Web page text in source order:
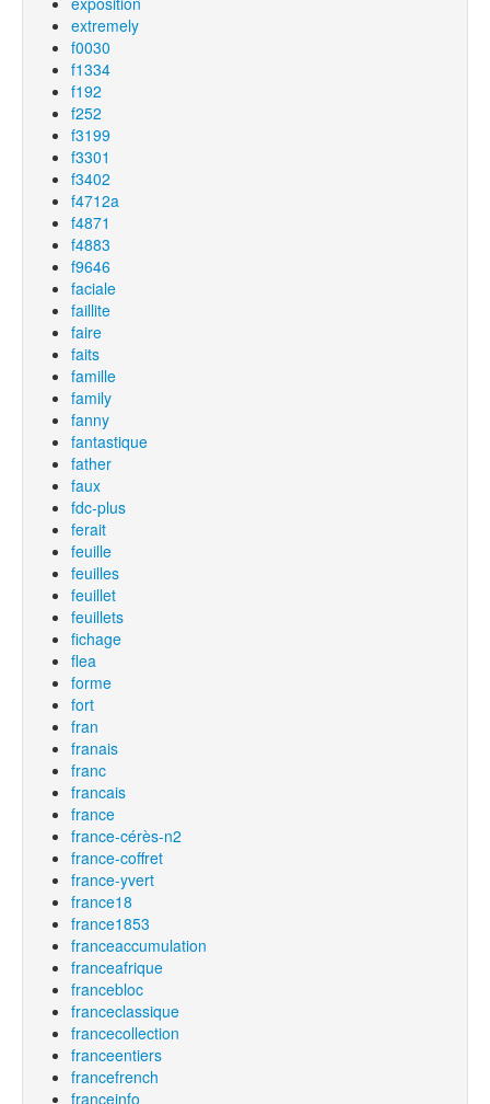
extremely
f0030
f1334
f192
f252
f3199
f3301
f3402
f4712a
f4871
f4883
f9646
faciale
faillite
faire
faits
famille
family
fanny
fantastique
father
faux
fdc-plus
ferait
feuille
feuilles
feuillet
feuillets
fichage
flea
forme
fort
fran
franais
franc
francais
france
france-cérès-n2
france-coffret
france-yvert
france18
france1853
franceaccumulation
franceafrique
francebloc
franceclassique
francecollection
franceentiers
francefrench
franceinfo